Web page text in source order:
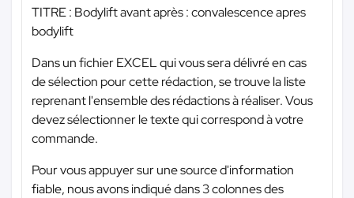
TITRE : Bodylift avant après : convalescence apres
bodylift
Dans un fichier EXCEL qui vous sera délivré en cas
de sélection pour cette rédaction, se trouve la liste
reprenant l'ensemble des rédactions à réaliser. Vous
devez sélectionner le texte qui correspond à votre
commande.
Pour vous appuyer sur une source d'information
fiable, nous avons indiqué dans 3 colonnes des